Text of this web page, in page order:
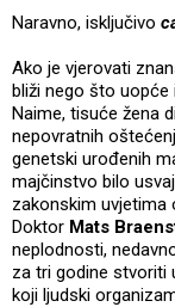
Naravno, isključivo
Ako je vjerovati
bliži nego što uopće
Naime, tisuće žena
nepovratnih
genetski urođenih
majčinstvo bilo
zakonskim uvjetima
Doktor Mats
neplodnosti,
za tri godine stvoriti
koji ljudski